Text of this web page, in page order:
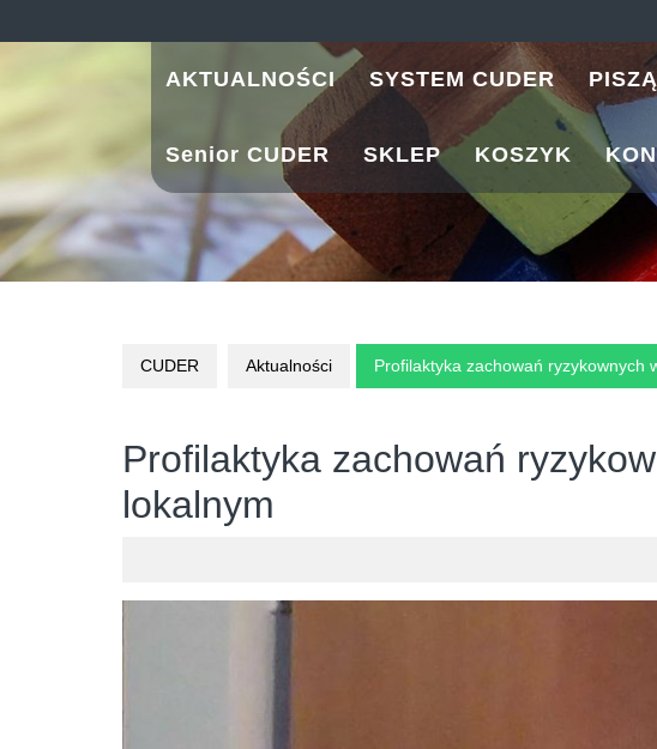
AKTUALNOŚCI SYSTEM CUDER
Senior CUDER SKLEP KOSZYK
CUDER Aktualności Profilaktyka zachowań ryzykownych
Profilaktyka zachowań
lokalnym